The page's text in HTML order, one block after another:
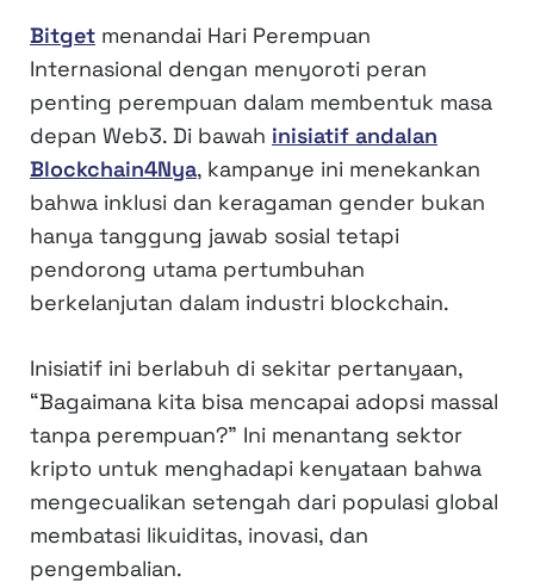
Bitget menandai Hari Perempuan
Internasional dengan menyoroti peran
penting perempuan dalam membentuk masa
depan Web3. Di bawah inisiatif andalan
Blockchain4Nya, kampanye ini menekankan
bahwa inklusi dan keragaman gender bukan
hanya tanggung jawab sosial tetapi
pendorong utama pertumbuhan
berkelanjutan dalam industri blockchain.
Inisiatif ini berlabuh di sekitar pertanyaan,
“Bagaimana kita bisa mencapai adopsi massal
tanpa perempuan?” Ini menantang sektor
kripto untuk menghadapi kenyataan bahwa
mengecualikan setengah dari populasi global
membatasi likuiditas, inovasi, dan
pengembalian.